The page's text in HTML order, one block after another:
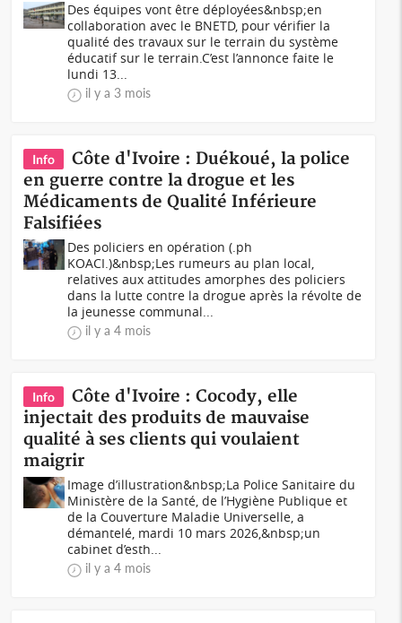
Des équipes vont être déployées&nbsp;en
collaboration avec le BNETD, pour vérifier la
qualité des travaux sur le terrain du système
éducatif sur le terrain.C’est l’annonce faite le
lundi 13...
il y a 3 mois
Info
Côte d'Ivoire : Duékoué, la police
en guerre contre la drogue et les
Médicaments de Qualité Inférieure
Falsifiées
Des policiers en opération (.ph
KOACI.)&nbsp;Les rumeurs au plan local,
relatives aux attitudes amorphes des policiers
dans la lutte contre la drogue après la révolte de
la jeunesse communal...
il y a 4 mois
Info
Côte d'Ivoire : Cocody, elle
injectait des produits de mauvaise
qualité à ses clients qui voulaient
maigrir
Image d’illustration&nbsp;La Police Sanitaire du
Ministère de la Santé, de l’Hygiène Publique et
de la Couverture Maladie Universelle, a
démantelé, mardi 10 mars 2026,&nbsp;un
cabinet d’esth...
il y a 4 mois